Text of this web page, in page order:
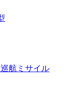
航ミサイル